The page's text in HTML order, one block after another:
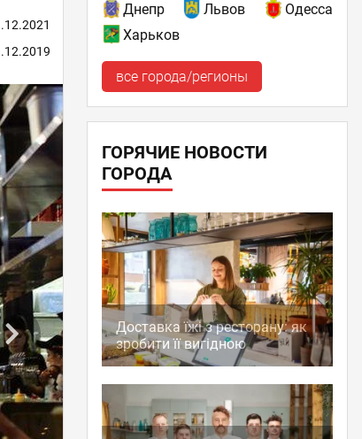
Днепр Львов
Одесса
Харьков
все города/регионы
ГОРЯЧИЕ НОВОСТИ
ГОРОДА
Доставка їжі з ресторану: як
зробити її вигідною